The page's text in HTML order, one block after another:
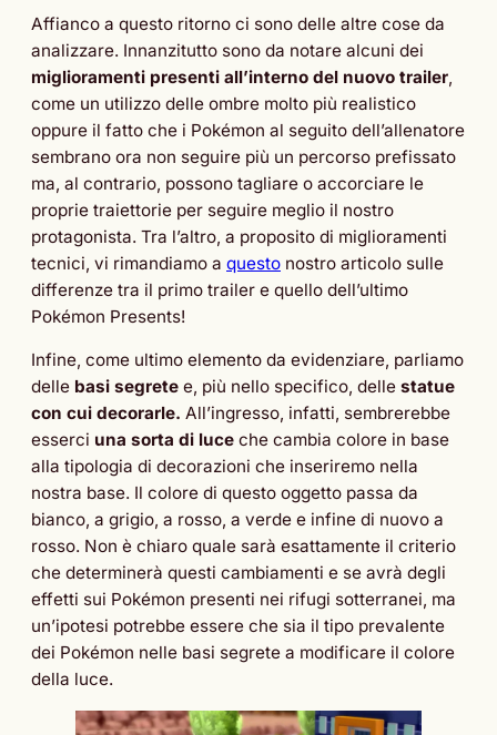
Affianco a questo ritorno ci sono delle altre cose da
analizzare. Innanzitutto sono da notare alcuni dei
miglioramenti presenti all’interno del nuovo trailer,
come un utilizzo delle ombre molto più realistico
oppure il fatto che i Pokémon al seguito dell’allenatore
sembrano ora non seguire più un percorso prefissato
ma, al contrario, possono tagliare o accorciare le
proprie traiettorie per seguire meglio il nostro
protagonista. Tra l’altro, a proposito di miglioramenti
tecnici, vi rimandiamo a questo nostro articolo sulle
differenze tra il primo trailer e quello dell’ultimo
Pokémon Presents!
Infine, come ultimo elemento da evidenziare, parliamo
delle basi segrete e, più nello specifico, delle statue
con cui decorarle. All’ingresso, infatti, sembrerebbe
esserci una sorta di luce che cambia colore in base
alla tipologia di decorazioni che inseriremo nella
nostra base. Il colore di questo oggetto passa da
bianco, a grigio, a rosso, a verde e infine di nuovo a
rosso. Non è chiaro quale sarà esattamente il criterio
che determinerà questi cambiamenti e se avrà degli
effetti sui Pokémon presenti nei rifugi sotterranei, ma
un’ipotesi potrebbe essere che sia il tipo prevalente
dei Pokémon nelle basi segrete a modificare il colore
della luce.